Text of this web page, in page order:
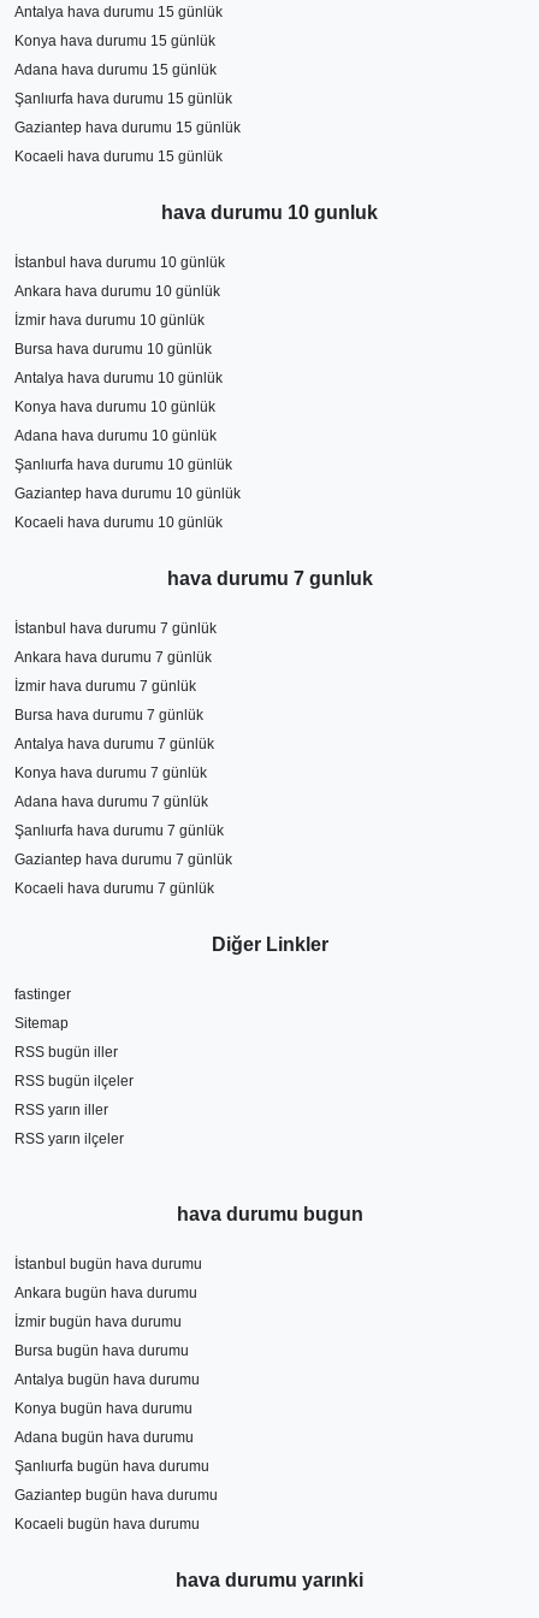
Antalya hava durumu 15 günlük
Konya hava durumu 15 günlük
Adana hava durumu 15 günlük
Şanlıurfa hava durumu 15 günlük
Gaziantep hava durumu 15 günlük
Kocaeli hava durumu 15 günlük
hava durumu 10 gunluk
İstanbul hava durumu 10 günlük
Ankara hava durumu 10 günlük
İzmir hava durumu 10 günlük
Bursa hava durumu 10 günlük
Antalya hava durumu 10 günlük
Konya hava durumu 10 günlük
Adana hava durumu 10 günlük
Şanlıurfa hava durumu 10 günlük
Gaziantep hava durumu 10 günlük
Kocaeli hava durumu 10 günlük
hava durumu 7 gunluk
İstanbul hava durumu 7 günlük
Ankara hava durumu 7 günlük
İzmir hava durumu 7 günlük
Bursa hava durumu 7 günlük
Antalya hava durumu 7 günlük
Konya hava durumu 7 günlük
Adana hava durumu 7 günlük
Şanlıurfa hava durumu 7 günlük
Gaziantep hava durumu 7 günlük
Kocaeli hava durumu 7 günlük
Diğer Linkler
fastinger
Sitemap
RSS bugün iller
RSS bugün ilçeler
RSS yarın iller
RSS yarın ilçeler
hava durumu bugun
İstanbul bugün hava durumu
Ankara bugün hava durumu
İzmir bugün hava durumu
Bursa bugün hava durumu
Antalya bugün hava durumu
Konya bugün hava durumu
Adana bugün hava durumu
Şanlıurfa bugün hava durumu
Gaziantep bugün hava durumu
Kocaeli bugün hava durumu
hava durumu yarınki